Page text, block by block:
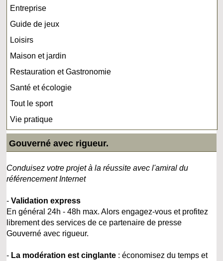
Entreprise
Guide de jeux
Loisirs
Maison et jardin
Restauration et Gastronomie
Santé et écologie
Tout le sport
Vie pratique
Gouverné avec rigueur.
Conduisez votre projet à la réussite avec l'amiral du
référencement Internet
-Validation express
En général 24h - 48h max. Alors engagez-vous et profitez
librement des services de ce partenaire de presse
Gouverné avec rigueur.
- La modération est cinglante : économisez du temps et